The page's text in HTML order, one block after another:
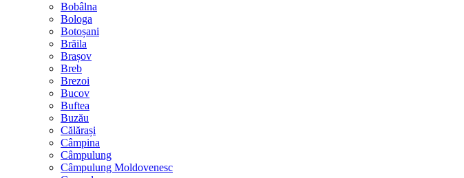
Bobâlna
Bologa
Botoșani
Brăila
Brașov
Breb
Brezoi
Bucov
Buftea
Buzău
Călărași
Câmpina
Câmpulung
Câmpulung Moldovenesc